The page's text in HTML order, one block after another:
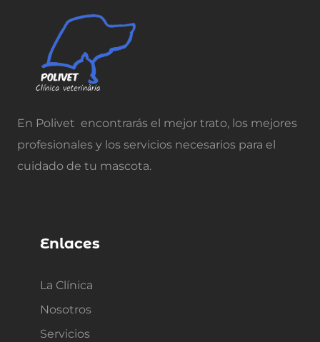
En Polivet encontrarás el mejor trato, los mejores
profesionales y los servicios necesarios para el
cuidado de tu mascota.
Enlaces
La Clínica
Nosotros
Servicios